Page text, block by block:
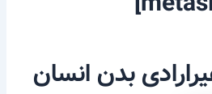
بدن انسان